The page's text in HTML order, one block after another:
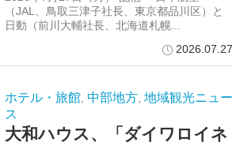
（JAL、鳥取三津子社長、東京都品川区）と
日動（前川大輔社長、北海道札幌...
2026.07.27
ホテル・旅館, 中部地方, 地域観光ニュー
ス
大和ハウス、「ダイワロイネ